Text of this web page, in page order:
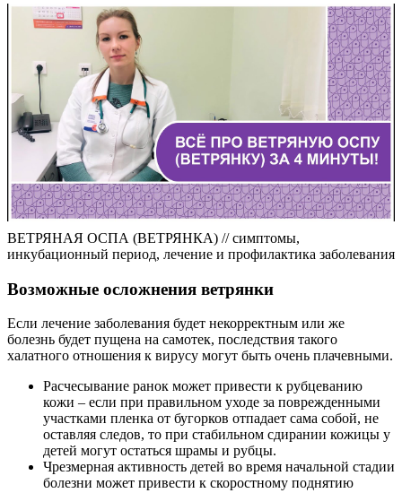
ВЕТРЯНАЯ ОСПА (ВЕТРЯНКА) // симптомы,
инкубационный период, лечение и профилактика заболевания
Возможные осложнения ветрянки
Если лечение заболевания будет некорректным или же
болезнь будет пущена на самотек, последствия такого
халатного отношения к вирусу могут быть очень плачевными.
Расчесывание ранок может привести к рубцеванию
кожи – если при правильном уходе за поврежденными
участками пленка от бугорков отпадает сама собой, не
оставляя следов, то при стабильном сдирании кожицы у
детей могут остаться шрамы и рубцы.
Чрезмерная активность детей во время начальной стадии
болезни может привести к скоростному поднятию